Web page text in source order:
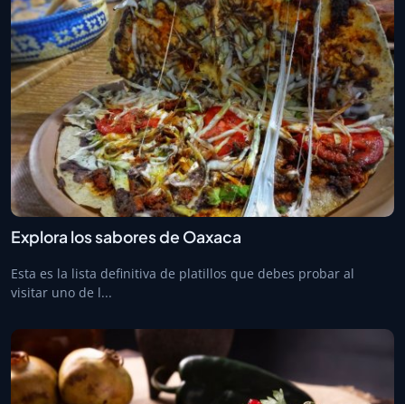
Explora los sabores de Oaxaca
Esta es la lista definitiva de platillos que debes probar al
visitar uno de l...